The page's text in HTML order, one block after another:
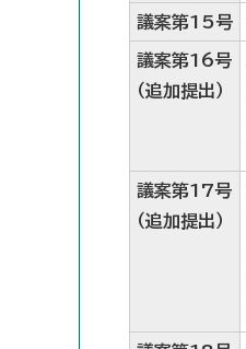
議案第15号
議案第16号
（追加提出）
議案第17号
（追加提出）